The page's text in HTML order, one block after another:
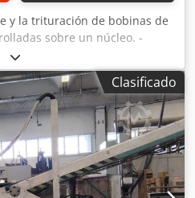
y la trituración de bobinas de
sobre un núcleo. -
32 amperios / 5 polos – 50 Hz –
PLC, con circuito de seguridad
corte: 30 toneladas - Velocidad
corte diseñado para: -
1500 mm - Diámetro
Crsdpfof S Ir Uox Aaxef -
3000 kg - Color:
más información y
con nosotros. Producto bajo
Clasificado